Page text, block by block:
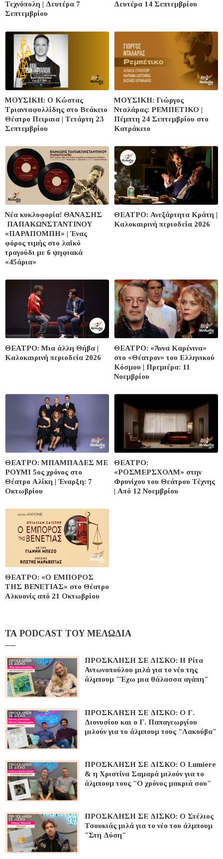
Τεχνόπολη | Δευτέρα 7
Σεπτεμβρίου
Δευτέρα 14 Σεπτεμβρίου
ΜΟΥΣΙΚΗ: Ο Κώστας
Τριανταφυλλίδης στο Βεάκειο
Θέατρο Πειραια | Τετάρτη 23
Σεπτεμβρίου
ΜΟΥΣΙΚΗ: Γιώργος
Νταλάρας: ΡΕΜΠΕΤΙΚΟ |
Πέμπτη 24 Σεπτεμβρίου στο
Κατράκειο
Νέα κυκλοφορία! ΘΑΝΑΣΗΣ
ΠΑΠΑΚΩΝΣΤΑΝΤΙΝΟΥ
«ΠΑΡΑΠΟΜΠΗ» | Ένας
φόρος τιμής στο λαϊκό
τραγούδι με 6 ψηφιακά
«45άρια»
ΘΕΑΤΡΟ: Ανεξάρτητα Κράτη |
Καλοκαιρινή περιοδεία 2026
ΘΕΑΤΡΟ: Μια άλλη Θήβα |
Καλοκαιρινή περιοδεία 2026
ΘΕΑΤΡΟ: «Άννα Καρένινα»
στο «Θέατρον» του Ελληνικού
Κόσμου | Πρεμιέρα: 11
Νοεμβρίου
ΘΕΑΤΡΟ: ΜΠΑΜΠΑΔΕΣ ΜΕ
ΡΟΥΜΙ 5ος χρόνος στο
Θέατρο Αλίκη | Έναρξη: 7
Οκτωβρίου
ΘΕΑΤΡΟ:
«ΡΟΣΜΕΡΣΧΟΛΜ» στην
Φρυνίχου του Θεάτρου Τέχνης
| Από 12 Νοεμβρίου
ΘΕΑΤΡΟ: «Ο ΕΜΠΟΡΟΣ
ΤΗΣ ΒΕΝΕΤΙΑΣ» στο Θέατρο
Αλκυονίς από 21 Οκτωβρίου
ΤΑ PODCAST TOY ΜΕΛΩΔΙΑ
ΠΡΟΣΚΛΗΣΗ ΣΕ ΔΙΣΚΟ: Η Ρίτα
Αντωνοπούλου μιλά για το νέο της
άλμπουμ "Έχω μια θάλασσα αγάπη"
ΠΡΟΣΚΛΗΣΗ ΣΕ ΔΙΣΚΟ: Ο Γ.
Διονυσίου και ο Γ. Παπαγεωργίου
μιλούν για το άλμπουμ τους "Λακούβα"
ΠΡΟΣΚΛΗΣΗ ΣΕ ΔΙΣΚΟ: O Lumiere
& η Χριστίνα Σαμαρά μιλούν για το
άλμπουμ τους "Ο χρόνος μακριά σου"
ΠΡΟΣΚΛΗΣΗ ΣΕ ΔΙΣΚΟ: Ο Στέλιος
Τσουκιάς μιλά για το νέο του άλμπουμ
"Στη Δύση"